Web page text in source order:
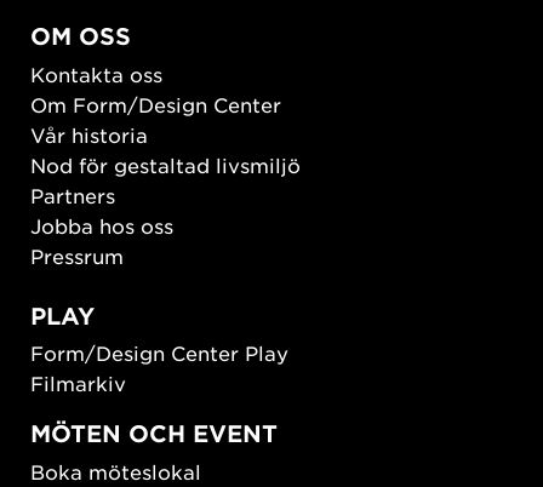
OM OSS
Kontakta oss
Om Form/Design Center
Vår historia
Nod för gestaltad livsmiljö
Partners
Jobba hos oss
Pressrum
PLAY
Form/Design Center Play
Filmarkiv
MÖTEN OCH EVENT
Boka möteslokal